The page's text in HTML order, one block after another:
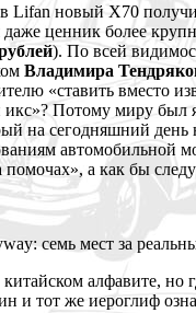
Lifan новый X70
ценник более
). По всей
Владимира
«ставить вместо
Потому миру был
на сегодняшний день
автомобильной
помочах», а как бы
семь мест за
алфавите, но
и тот же иероглиф